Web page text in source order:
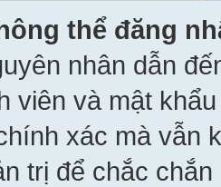
thể đăng
nhân dẫn
viên và mật
xác mà vẫn
trị để chắc